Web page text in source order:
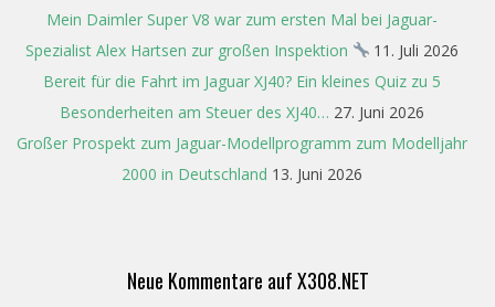
Mein Daimler Super V8 war zum ersten Mal bei Jaguar-
Spezialist Alex Hartsen zur großen Inspektion
11. Juli 2026
Bereit für die Fahrt im Jaguar XJ40? Ein kleines Quiz zu 5
Besonderheiten am Steuer des XJ40… 27. Juni 2026
Großer Prospekt zum Jaguar-Modellprogramm zum Modelljahr
2000 in Deutschland 13. Juni 2026
Neue Kommentare auf X308.NET